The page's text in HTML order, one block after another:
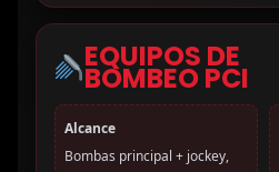
EQUIPOS DE
BOMBEO PCI
Alcance
Bombas principal + jockey,